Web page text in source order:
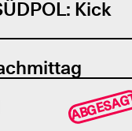
Kick